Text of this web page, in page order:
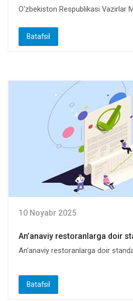
O‘zbekiston Respublikasi Vazirlar
Batafsil
10 Noyabr 2025
An’anaviy restoranlarga doir
An’anaviy restoranlarga doir
Batafsil